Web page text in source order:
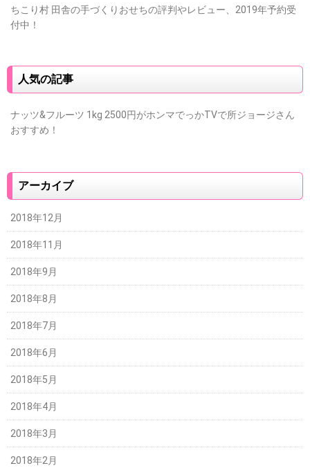
ちこり村 田舎の手づくりおせちの評判やレビュー、2019年予約受
付中！
人気の記事
ナッツ&フルーツ 1kg 2500円がホンマでっかTVで所ジョージさん
おすすめ！
アーカイブ
2018年12月
2018年11月
2018年9月
2018年8月
2018年7月
2018年6月
2018年5月
2018年4月
2018年3月
2018年2月